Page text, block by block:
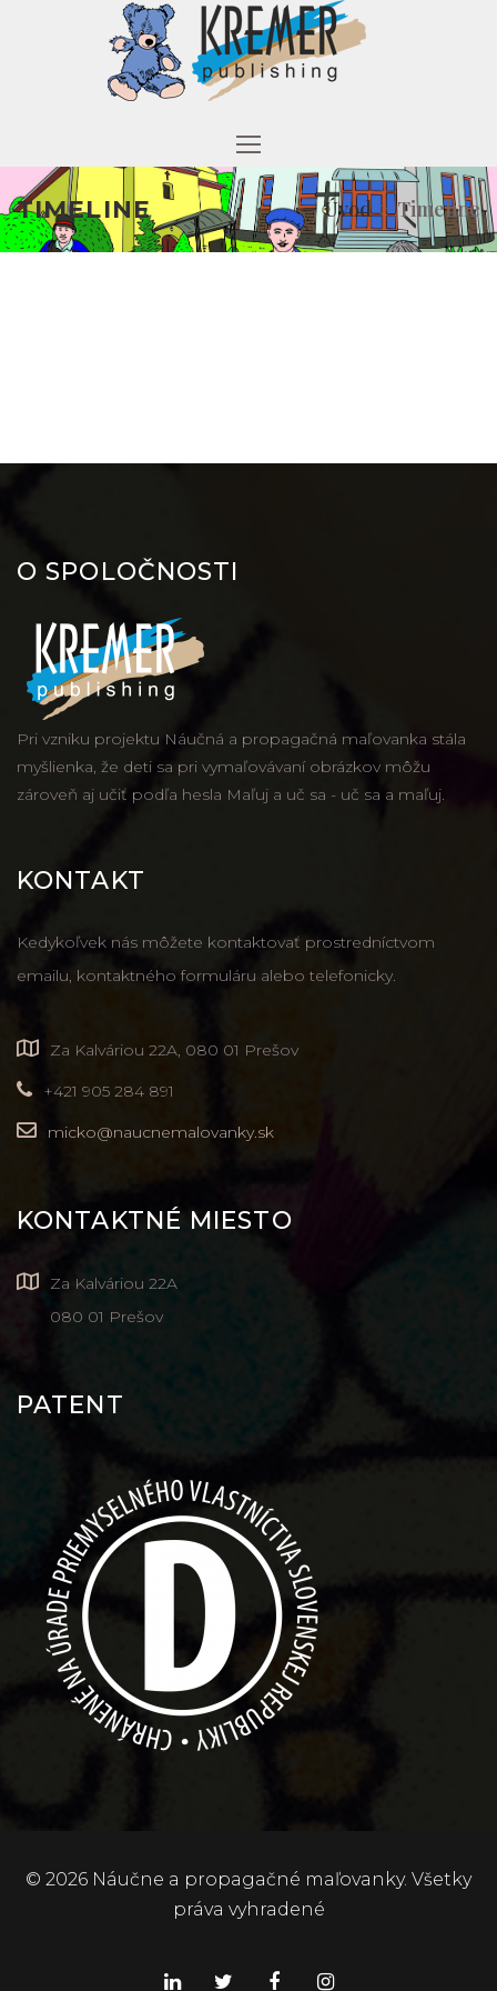
TIMELINE Úvod > Timeline
O SPOLOČNOSTI
Pri vzniku projektu Náučná a propagačná maľovanka stála
myšlienka, že deti sa pri vymaľovávaní obrázkov môžu
zároveň aj učiť podľa hesla Maľuj a uč sa - uč sa a maľuj.
KONTAKT
Kedykoľvek nás môžete kontaktovať prostredníctvom
emailu, kontaktného formuláru alebo telefonicky.
Za Kalváriou 22A, 080 01 Prešov
+421 905 284 891
micko@naucnemalovanky.sk
KONTAKTNÉ MIESTO
Za Kalváriou 22A
080 01 Prešov
PATENT
© 2026 Náučne a propagačné maľovanky. Všetky
práva vyhradené